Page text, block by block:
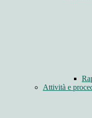
Attività e